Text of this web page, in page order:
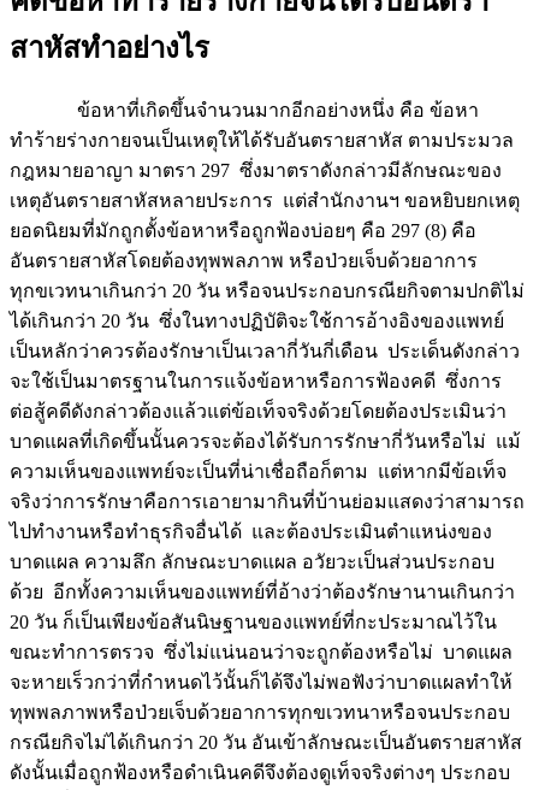
สาหัสทำอย่างไร
ข้อหาที่เกิดขึ้นจำนวนมากอีกอย่างหนึ่ง คือ ข้อหา
ทำร้ายร่างกายจนเป็นเหตุให้ได้รับอันตรายสาหัส ตามประมวล
กฎหมายอาญา มาตรา 297 ซึ่งมาตราดังกล่าวมีลักษณะของ
เหตุอันตรายสาหัสหลายประการ แต่สำนักงานฯ ขอหยิบยกเหตุ
ยอดนิยมที่มักถูกตั้งข้อหาหรือถูกฟ้องบ่อยๆ คือ 297 (8) คือ
อันตรายสาหัสโดยต้องทุพพลภาพ หรือป่วยเจ็บด้วยอาการ
ทุกขเวทนาเกินกว่า 20 วัน หรือจนประกอบกรณียกิจตามปกติไม่
ได้เกินกว่า 20 วัน ซึ่งในทางปฏิบัติจะใช้การอ้างอิงของแพทย์
เป็นหลักว่าควรต้องรักษาเป็นเวลากี่วันกี่เดือน ประเด็นดังกล่าว
จะใช้เป็นมาตรฐานในการแจ้งข้อหาหรือการฟ้องคดี ซึ่งการ
ต่อสู้คดีดังกล่าวต้องแล้วแต่ข้อเท็จจริงด้วยโดยต้องประเมินว่า
บาดแผลที่เกิดขึ้นนั้นควรจะต้องได้รับการรักษากี่วันหรือไม่ แม้
ความเห็นของแพทย์จะเป็นที่น่าเชื่อถือก็ตาม แต่หากมีข้อเท็จ
จริงว่าการรักษาคือการเอายามากินที่บ้านย่อมแสดงว่าสามารถ
ไปทำงานหรือทำธุรกิจอื่นได้ และต้องประเมินตำแหน่งของ
บาดแผล ความลึก ลักษณะบาดแผล อวัยวะเป็นส่วนประกอบ
ด้วย อีกทั้งความเห็นของแพทย์ที่อ้างว่าต้องรักษานานเกินกว่า
20 วัน ก็เป็นเพียงข้อสันนิษฐานของแพทย์ที่กะประมาณไว้ใน
ขณะทำการตรวจ ซึ่งไม่แน่นอนว่าจะถูกต้องหรือไม่ บาดแผล
จะหายเร็วกว่าที่กำหนดไว้นั้นก็ได้จึงไม่พอฟังว่าบาดแผลทำให้
ทุพพลภาพหรือป่วยเจ็บด้วยอาการทุกขเวทนาหรือจนประกอบ
กรณียกิจไม่ได้เกินกว่า 20 วัน อันเข้าลักษณะเป็นอันตรายสาหัส
ดังนั้นเมื่อถูกฟ้องหรือดำเนินคดีจึงต้องดูเท็จจริงต่างๆ ประกอบ